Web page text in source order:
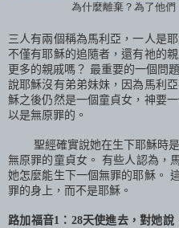
為什麼離棄？為了他們
三人有兩個稱為馬利亞，一人是
不僅有耶穌的追隨者，還有祂的
更多的親戚嗎？ 最重要的一個問
說耶穌沒有弟弟妹妹，因為馬利
穌之後仍然是一個童貞女，神要
以是無原罪的。
聖經確實說她在生下耶穌時
無原罪的童貞女。 有些人認為，
她怎麼能生下一個無罪的耶穌。
罪的身上，而不是耶穌。
路加福音1 ： 28天使進去，對她說